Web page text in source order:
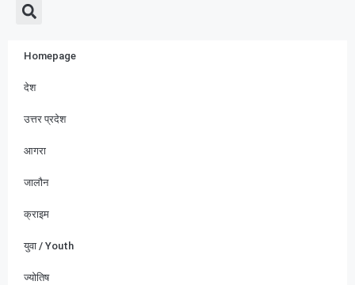
Homepage
देश
उत्तर प्रदेश
आगरा
जालौन
क्राइम
युवा / Youth
ज्योतिष